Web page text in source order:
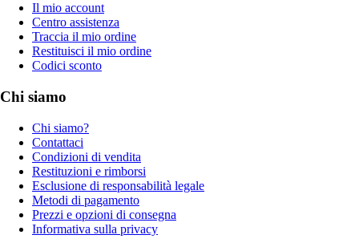
Il mio account
Centro assistenza
Traccia il mio ordine
Restituisci il mio ordine
Codici sconto
Chi siamo
Chi siamo?
Contattaci
Condizioni di vendita
Restituzioni e rimborsi
Esclusione di responsabilità legale
Metodi di pagamento
Prezzi e opzioni di consegna
Informativa sulla privacy